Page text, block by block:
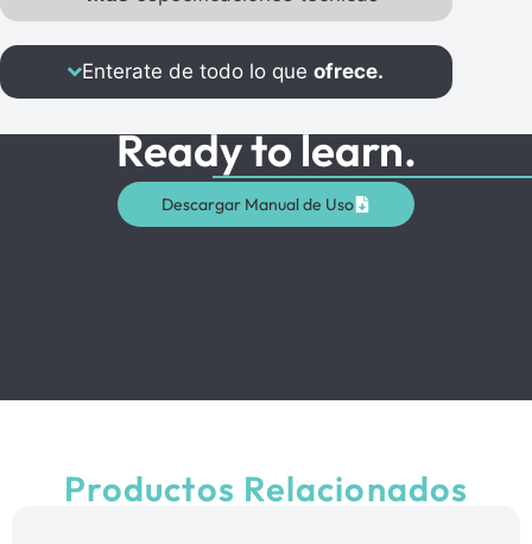
Enterate de todo lo queofrece.
Ready to learn.
Descargar Manual de Uso
Productos Relacionados